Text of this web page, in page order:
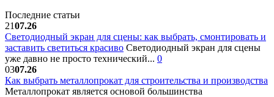
Последние статьи
2107.26
Светодиодный экран для сцены: как выбрать, смонтировать и
заставить светиться красиво Светодиодный экран для сцены
уже давно не просто технический... 0
0307.26
Как выбрать металлопрокат для строительства и производства
Металлопрокат является основой большинства